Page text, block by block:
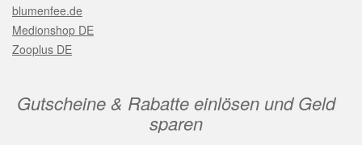
blumenfee.de
Medionshop DE
Zooplus DE
Gutscheine & Rabatte einlösen und Geld
sparen